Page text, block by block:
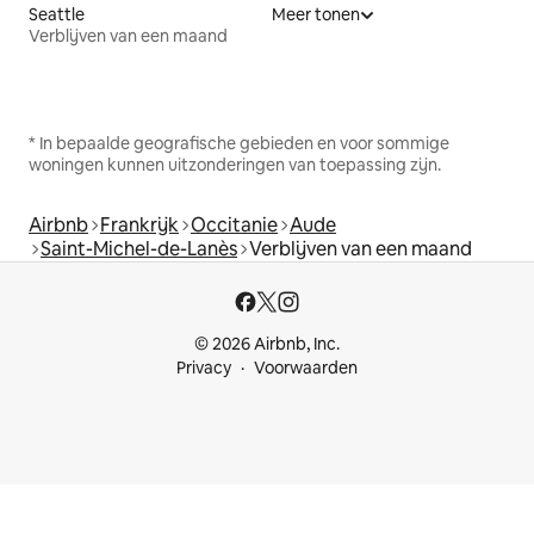
Seattle
Verblijven van een maand
Meer tonen
* In bepaalde geografische gebieden en voor sommige
woningen kunnen uitzonderingen van toepassing zijn.
Airbnb Frankrijk Occitanie Aude
Saint-Michel-de-Lanès Verblijven van een maand
© 2026 Airbnb, Inc.
Privacy
Voorwaarden